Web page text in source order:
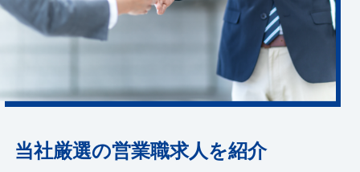
当社厳選の営業職求人を紹介